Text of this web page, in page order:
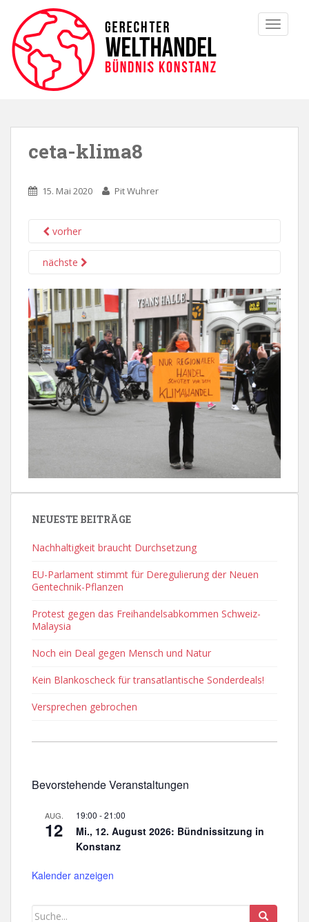
ceta-klima8
15. Mai 2020 Pit Wuhrer
vorher
nächste
NEUESTE BEITRÄGE
Nachhaltigkeit braucht Durchsetzung
EU-Parlament stimmt für Deregulierung der Neuen
Gentechnik-Pflanzen
Protest gegen das Freihandelsabkommen Schweiz-
Malaysia
Noch ein Deal gegen Mensch und Natur
Kein Blankoscheck für transatlantische Sonderdeals!
Versprechen gebrochen
Bevorstehende Veranstaltungen
AUG.
12
19:00 -21:00
Mi., 12. August 2026: Bündnissitzung in
Konstanz
Kalender anzeigen